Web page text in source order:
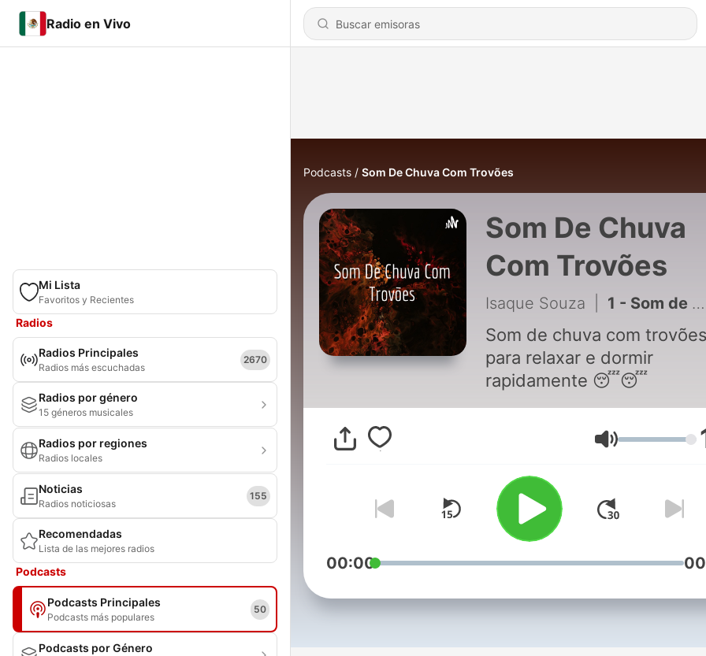
Radio en Vivo
Mi Lista
Favoritos y Recientes
Radios
Radios Principales
Radios más escuchadas
2670
Radios por género
15 géneros musicales
Radios por regiones
Radios locales
Noticias
Radios noticiosas
155
Recomendadas
Lista de las mejores radios
Podcasts
Podcasts Principales
Podcasts más populares
50
Podcasts por Género
Podcasts Som De Chuva Com Trovões
Som De Chuva
Com Trovões
Isaque Souza 1 - Som de chuva com trovões
Som de chuva com
para relaxar e dormir
rapidamente 😴😴
Volumen
00:00